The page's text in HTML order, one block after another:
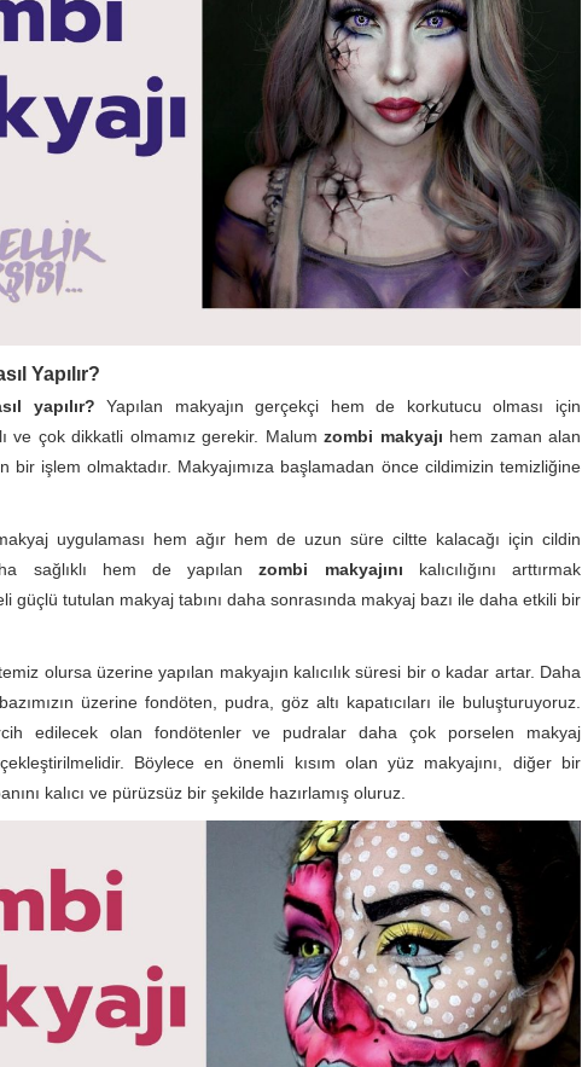
Yapılır?
yapılır?Yapılan makyajın gerçekçi hem de korkutucu olması için
ve çok dikkatli olmamız gerekir. Malumzombi makyajı hem zaman alan
bir işlem olmaktadır. Makyajımıza başlamadan önce cildimizin temizliğine
uygulaması hem ağır hem de uzun süre ciltte kalacağı için cildin
sağlıklı hem de yapılanzombi makyajını kalıcılığını arttırmak
güçlü tutulan makyaj tabını daha sonrasında makyaj bazı ile daha etkili bir
olursa üzerine yapılan makyajın kalıcılık süresi bir o kadar artar. Daha
üzerine fondöten, pudra, göz altı kapatıcıları ile buluşturuyoruz.
edilecek olan fondötenler ve pudralar daha çok porselen makyaj
Böylece en önemli kısım olan yüz makyajını, diğer bir
kalıcı ve pürüzsüz bir şekilde hazırlamış oluruz.